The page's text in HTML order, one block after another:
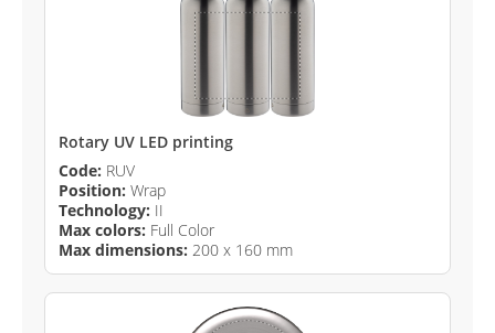
Rotary UV LED printing
Code: RUV
Position: Wrap
Technology: II
Max colors: Full Color
Max dimensions: 200 x 160 mm